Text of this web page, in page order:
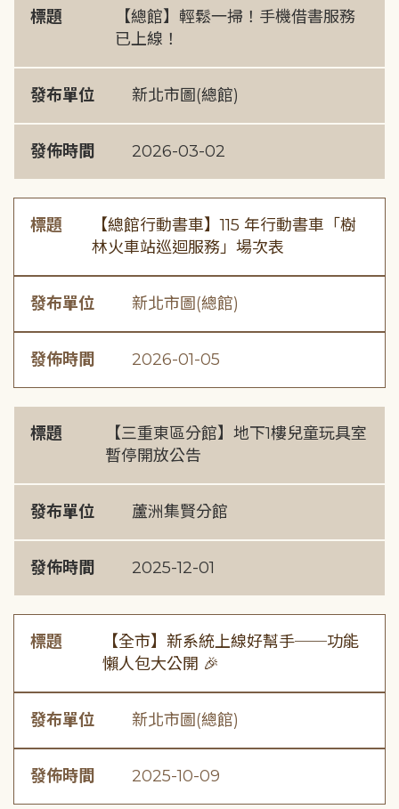
標題
【總館】輕鬆一掃！手機借書服務
已上線！
發布單位 新北市圖(總館)
發佈時間 2026-03-02
標題
【總館行動書車】115 年行動書車「樹
林火車站巡迴服務」場次表
發布單位 新北市圖(總館)
發佈時間 2026-01-05
標題
【三重東區分館】地下1樓兒童玩具室
暫停開放公告
發布單位 蘆洲集賢分館
發佈時間 2025-12-01
標題
【全市】新系統上線好幫手──功能
懶人包大公開 🎉
發布單位 新北市圖(總館)
發佈時間 2025-10-09